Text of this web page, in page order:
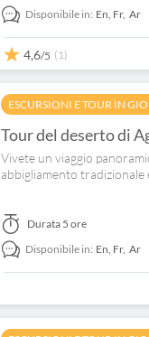
Disponibile in: En, Fr, Ar
4,6/5 (1)
ESCURSIONI E TOUR IN
Tour del deserto di
Vivete un viaggio
abbigliamento tradizionale
Durata 5 ore
Disponibile in: En, Fr, Ar